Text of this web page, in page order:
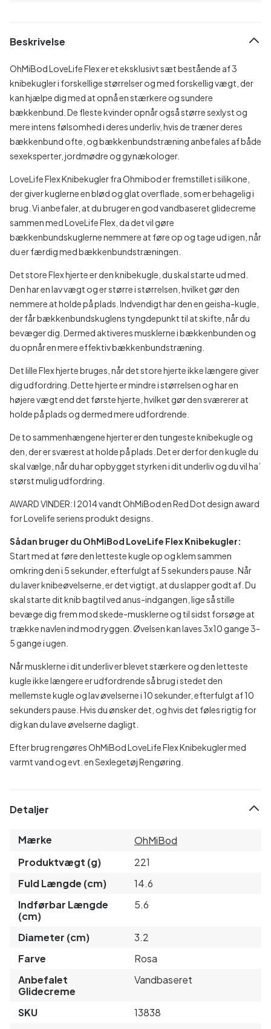
Beskrivelse
OhMiBod LoveLife Flex er et eksklusivt sæt bestående af 3
knibekugler i forskellige størrelser og med forskellig vægt, der
kan hjælpe dig med at opnå en stærkere og sundere
bækkenbund. De fleste kvinder opnår også større sexlyst og
mere intens følsomhed i deres underliv, hvis de træner deres
bækkenbund ofte, og bækkenbundstræning anbefales af både
sexeksperter, jordmødre og gynækologer.
LoveLife Flex Knibekugler fra Ohmibod er fremstillet i silikone,
der giver kuglerne en blød og glat overflade, som er behagelig i
brug. Vi anbefaler, at du bruger en god vandbaseret glidecreme
sammen med LoveLife Flex, da det vil gøre
bækkenbundskuglerne nemmere at føre op og tage ud igen, når
du er færdig med bækkenbundstræningen.
Det store Flex hjerte er den knibekugle, du skal starte ud med.
Den har en lav vægt og er større i størrelsen, hvilket gør den
nemmere at holde på plads. Indvendigt har den en geisha-kugle,
der får bækkenbundskuglens tyngdepunkt til at skifte, når du
bevæger dig. Dermed aktiveres musklerne i bækkenbunden og
du opnår en mere effektiv bækkenbundstræning.
Det lille Flex hjerte bruges, når det store hjerte ikke længere giver
dig udfordring. Dette hjerte er mindre i størrelsen og har en
højere vægt end det første hjerte, hvilket gør den sværerer at
holde på plads og dermed mere udfordrende.
De to sammenhængene hjerter er den tungeste knibekugle og
den, der er sværest at holde på plads. Det er derfor den kugle du
skal vælge, når du har opbygget styrken i dit underliv og du vil ha’
størst mulig udfordring.
AWARD VINDER: I 2014 vandt OhMiBod en Red Dot design award
for Lovelife seriens produkt designs.
Sådan bruger du OhMiBod LoveLife Flex Knibekugler:
Start med at føre den letteste kugle op og klem sammen
omkring den i 5 sekunder, efterfulgt af 5 sekunders pause. Når
du laver knibeøvelserne, er det vigtigt, at du slapper godt af. Du
skal starte dit knib bagtil ved anus-indgangen, lige så stille
bevæge dig frem mod skede-musklerne og til sidst forsøge at
trække navlen ind mod ryggen. Øvelsen kan laves 3x10 gange 3-
5 gange i ugen.
Når musklerne i dit underliv er blevet stærkere og den letteste
kugle ikke længere er udfordrende så brug i stedet den
mellemste kugle og lav øvelserne i 10 sekunder, efterfulgt af 10
sekunders pause. Hvis du ønsker det, og hvis det føles rigtig for
dig kan du lave øvelserne dagligt.
Efter brug rengøres OhMiBod LoveLife Flex Knibekugler med
varmt vand og evt. en Sexlegetøj Rengøring.
Detaljer
Mærke
OhMiBod
Produktvægt (g)
221
Fuld Længde (cm)
14.6
Indførbar Længde
(cm)
5.6
Diameter (cm)
3.2
Farve
Rosa
Anbefalet
Glidecreme
Vandbaseret
SKU
13838